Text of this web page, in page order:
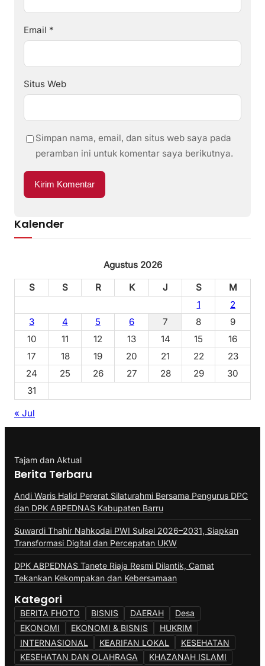
Email *
Situs Web
Simpan nama, email, dan situs web saya pada
peramban ini untuk komentar saya berikutnya.
Kalender
Agustus 2026
S
S R K J S
M
1
2
3
4 5 6 7 8
9
10
11 12 13 14 15
16
17
18 19 20 21 22
23
24
25 26 27 28 29
30
31
« Jul
Tajam dan Aktual
Berita Terbaru
Andi Waris Halid Pererat Silaturahmi Bersama Pengurus DPC
dan DPK ABPEDNAS Kabupaten Barru
Suwardi Thahir Nahkodai PWI Sulsel 2026–2031, Siapkan
Transformasi Digital dan Percepatan UKW
DPK ABPEDNAS Tanete Riaja Resmi Dilantik, Camat
Tekankan Kekompakan dan Kebersamaan
Kategori
BERITA FHOTO BISNIS DAERAH
Desa
EKONOMI
EKONOMI & BISNIS
HUKRIM
INTERNASIONAL
KEARIFAN LOKAL
KESEHATAN
KESEHATAN DAN OLAHRAGA
KHAZANAH ISLAMI